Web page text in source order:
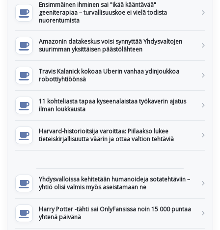
Ensimmäinen ihminen sai "ikää kääntävää"
geeniterapiaa – turvallisuuskoe ei vielä todista
nuorentumista
Amazonin datakeskus voisi synnyttää Yhdysvaltojen
suurimman yksittäisen päästölähteen
Travis Kalanick kokoaa Uberin vanhaa ydinjoukkoa
robottiyhtiöönsä
11 kohteliasta tapaa kyseenalaistaa työkaverin ajatus
ilman loukkausta
Harvard-historioitsija varoittaa: Piilaakso lukee
tieteiskirjallisuutta väärin ja ottaa valtion tehtäviä
Yhdysvalloissa kehitetään humanoideja sotatehtäviin –
yhtiö olisi valmis myös aseistamaan ne
Harry Potter -tähti sai OnlyFansissa noin 15 000 puntaa
yhtenä päivänä